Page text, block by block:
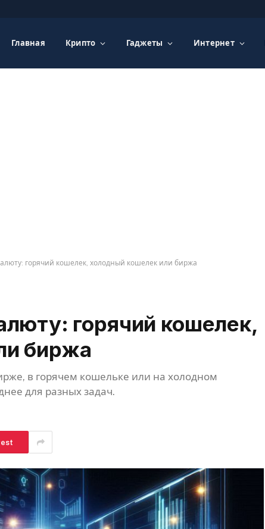
Главная Крипто Гаджеты Интернет
горячий кошелек, холодный кошелек или биржа
горячий кошелек,
биржа
в горячем кошельке или на холодном
для разных задач.